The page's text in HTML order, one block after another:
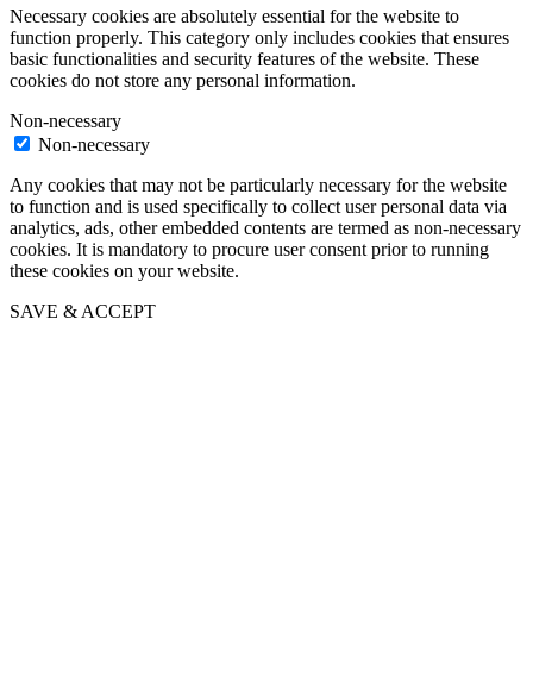
Necessary cookies are absolutely essential for the website to
function properly. This category only includes cookies that ensures
basic functionalities and security features of the website. These
cookies do not store any personal information.
Non-necessary
Non-necessary
Any cookies that may not be particularly necessary for the website
to function and is used specifically to collect user personal data via
analytics, ads, other embedded contents are termed as non-necessary
cookies. It is mandatory to procure user consent prior to running
these cookies on your website.
SAVE & ACCEPT